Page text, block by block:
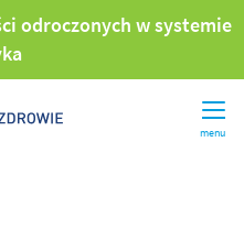
odroczonych w systemie
menu